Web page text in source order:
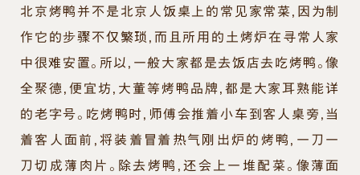
北京烤鸭并不是北京人饭桌上的常见家常菜，因为制
作它的步骤不仅繁琐，而且所用的土烤炉在寻常人家
中很难安置。所以，一般大家都是去饭店去吃烤鸭。像
全聚德，便宜坊，大董等烤鸭品牌，都是大家耳熟能详
的老字号。吃烤鸭时，师傅会推着小车到客人桌旁，当
着客人面前，将装着冒着热气刚出炉的烤鸭，一刀一
刀切成薄肉片。除去烤鸭，还会上一堆配菜。像薄面